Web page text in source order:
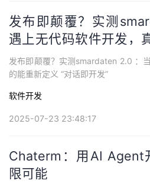
程
认
证
的
实
验
我
的
收
藏
支
持
声
建
议
发布即颠覆？实测
遇上无代码软件开发，
话即开发”
发布即颠覆？实测smardaten 2.0 ：
的能重新定义 “对话即开发”
软件开发
2025-07-23 23:48:17
Chaterm：用AI Agent
限可能